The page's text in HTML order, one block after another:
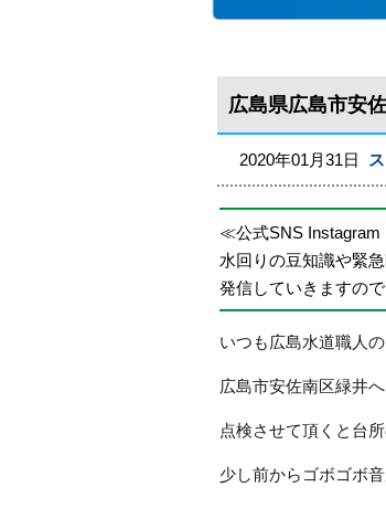
広島県広島市安
2020年01月31日
≪公式SNS
水回りの豆知識や緊
発信していきますの
いつも広島水道職人
広島市安佐南区緑井
点検させて頂くと台
少し前からゴボゴボ